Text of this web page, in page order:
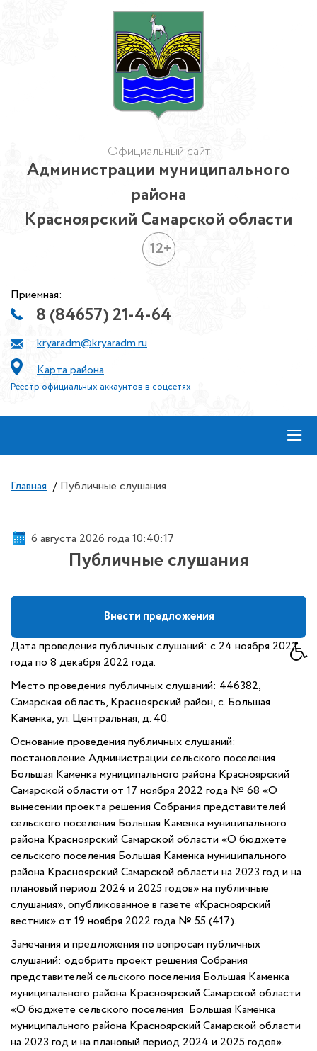
Официальный сайт
Администрации муниципального
района
Красноярский Самарской области
12+
Приемная:
8 (84657) 21-4-64
kryaradm@kryaradm.ru
Карта района
Реестр официальных аккаунтов в соцсетях
≡
Главная / Публичные слушания
6 августа 2026 года 10:40:18
Публичные слушания
Внести предложения
Дата проведения публичных слушаний: с 24 ноября 2022
года по 8 декабря 2022 года.
Место проведения публичных слушаний: 446382,
Самарская область, Красноярский район, с. Большая
Каменка, ул. Центральная, д. 40.
Основание проведения публичных слушаний:
постановление Администрации сельского поселения
Большая Каменка муниципального района Красноярский
Самарской области от 17 ноября 2022 года № 68 «О
вынесении проекта решения Собрания представителей
сельского поселения Большая Каменка муниципального
района Красноярский Самарской области «О бюджете
сельского поселения Большая Каменка муниципального
района Красноярский Самарской области на 2023 год и на
плановый период 2024 и 2025 годов» на публичные
слушания», опубликованное в газете «Красноярский
вестник» от 19 ноября 2022 года № 55 (417).
Замечания и предложения по вопросам публичных
слушаний: одобрить проект решения Собрания
представителей сельского поселения Большая Каменка
муниципального района Красноярский Самарской области
«О бюджете сельского поселения Большая Каменка
муниципального района Красноярский Самарской области
на 2023 год и на плановый период 2024 и 2025 годов».